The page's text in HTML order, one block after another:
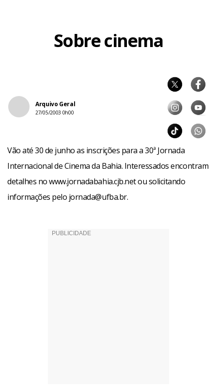
Sobre cinema
Arquivo Geral
27/05/2003 0h00
Vão até 30 de junho as inscrições para a 30ª Jornada
Internacional de Cinema da Bahia. Interessados encontram
detalhes no www.jornadabahia.cjb.net ou solicitando
informações pelo jornada@ufba.br.